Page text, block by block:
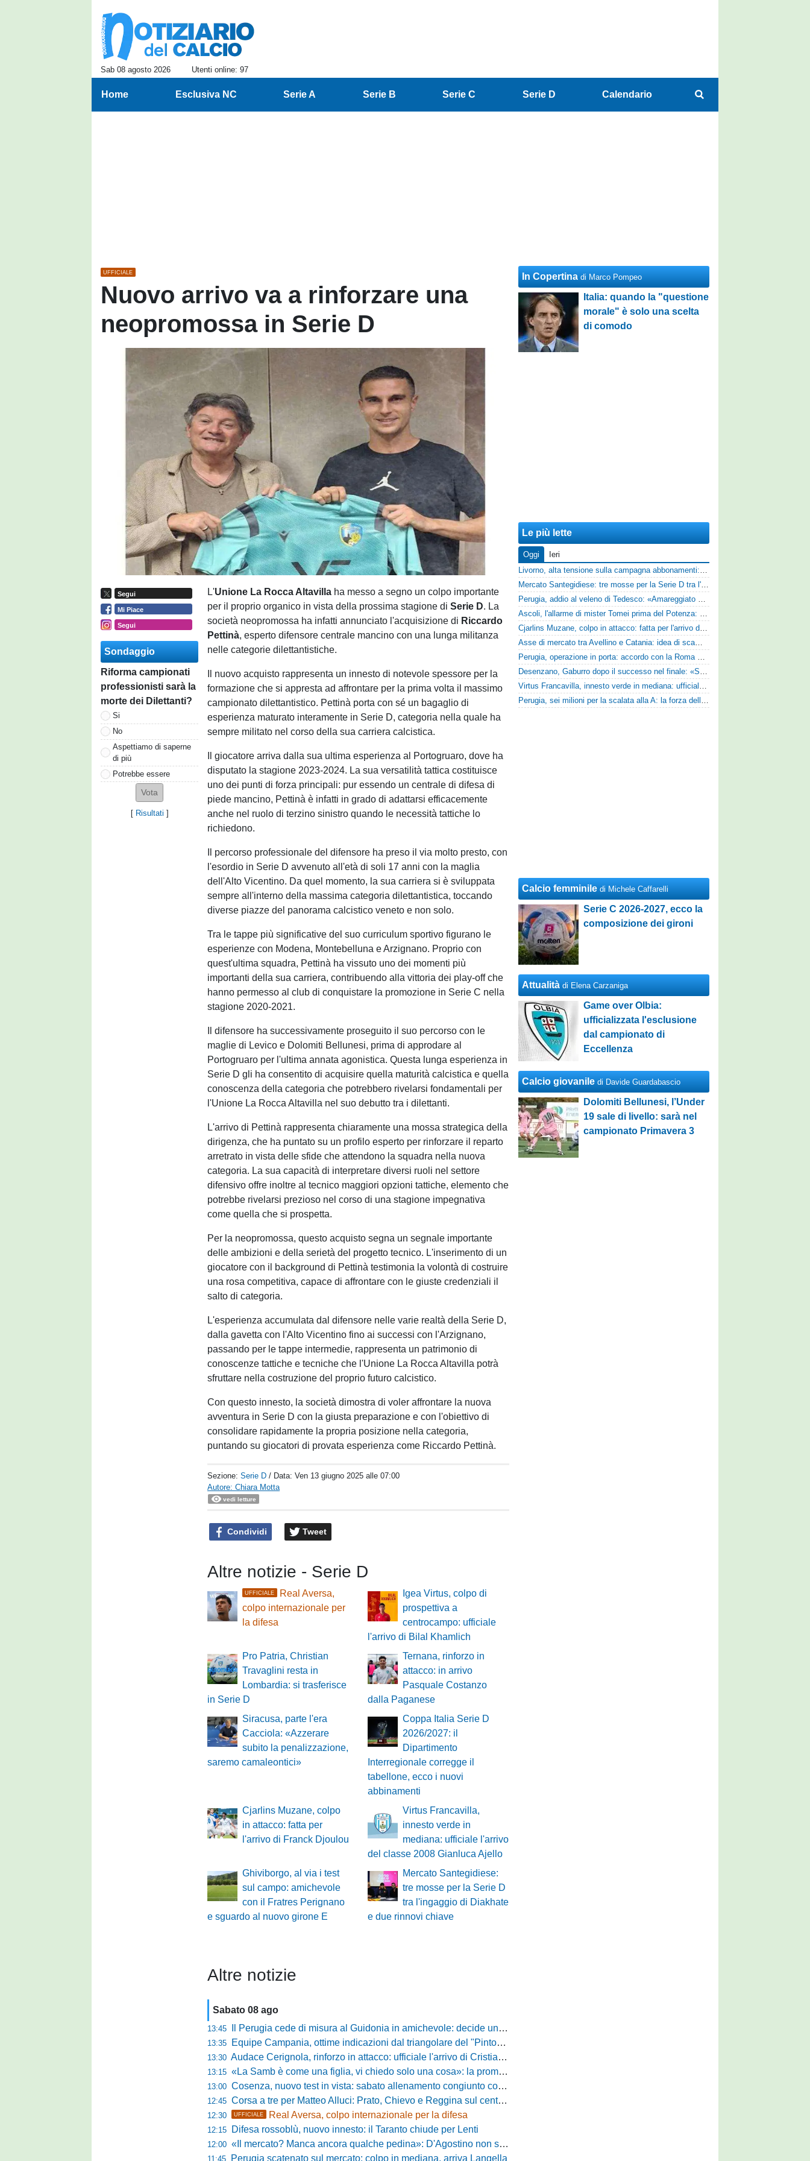
Sab 08 agosto 2026 Utenti online: 97
Home Esclusiva NC Serie A Serie B Serie C Serie D Calendario
UFFICIALE
Nuovo arrivo va a rinforzare una
neopromossa in Serie D
Segui
Mi Piace
Segui
Sondaggio
Riforma campionati
professionisti sarà la
morte dei Dilettanti?
Si
No
Aspettiamo di saperne
di più
Potrebbe essere
[ Risultati ]
L'Unione La Rocca Altavilla ha messo a segno un colpo importante
per il proprio organico in vista della prossima stagione diSerie D. La
società neopromossa ha infatti annunciato l'acquisizione di Riccardo
Pettinà, esperto difensore centrale mancino con una lunga militanza
nelle categorie dilettantistiche.
Il nuovo acquisto rappresenta un innesto di notevole spessore per la
formazione che si appresta ad affrontare per la prima volta il massimo
campionato dilettantistico. Pettinà porta con sé un bagaglio di
esperienza maturato interamente in Serie D, categoria nella quale ha
sempre militato nel corso della sua carriera calcistica.
Il giocatore arriva dalla sua ultima esperienza al Portogruaro, dove ha
disputato la stagione 2023-2024. La sua versatilità tattica costituisce
uno dei punti di forza principali: pur essendo un centrale di difesa di
piede mancino, Pettinà è infatti in grado di adattarsi efficacemente
anche nel ruolo di terzino sinistro quando le necessità tattiche lo
richiedono.
Il percorso professionale del difensore ha preso il via molto presto, con
l'esordio in Serie D avvenuto all'età di soli 17 anni con la maglia
dell'Alto Vicentino. Da quel momento, la sua carriera si è sviluppata
sempre all'interno della massima categoria dilettantistica, toccando
diverse piazze del panorama calcistico veneto e non solo.
Tra le tappe più significative del suo curriculum sportivo figurano le
esperienze con Modena, Montebelluna e Arzignano. Proprio con
quest'ultima squadra, Pettinà ha vissuto uno dei momenti più
importanti della sua carriera, contribuendo alla vittoria dei play-off che
hanno permesso al club di conquistare la promozione in Serie C nella
stagione 2020-2021.
Il difensore ha successivamente proseguito il suo percorso con le
maglie di Levico e Dolomiti Bellunesi, prima di approdare al
Portogruaro per l'ultima annata agonistica. Questa lunga esperienza in
Serie D gli ha consentito di acquisire quella maturità calcistica e quella
conoscenza della categoria che potrebbero rivelarsi fondamentali per
l'Unione La Rocca Altavilla nel suo debutto tra i dilettanti.
L'arrivo di Pettinà rappresenta chiaramente una mossa strategica della
dirigenza, che ha puntato su un profilo esperto per rinforzare il reparto
arretrato in vista delle sfide che attendono la squadra nella nuova
categoria. La sua capacità di interpretare diversi ruoli nel settore
difensivo offre inoltre al tecnico maggiori opzioni tattiche, elemento che
potrebbe rivelarsi prezioso nel corso di una stagione impegnativa
come quella che si prospetta.
Per la neopromossa, questo acquisto segna un segnale importante
delle ambizioni e della serietà del progetto tecnico. L'inserimento di un
giocatore con il background di Pettinà testimonia la volontà di costruire
una rosa competitiva, capace di affrontare con le giuste credenziali il
salto di categoria.
L'esperienza accumulata dal difensore nelle varie realtà della Serie D,
dalla gavetta con l'Alto Vicentino fino ai successi con l'Arzignano,
passando per le tappe intermedie, rappresenta un patrimonio di
conoscenze tattiche e tecniche che l'Unione La Rocca Altavilla potrà
sfruttare nella costruzione del proprio futuro calcistico.
Con questo innesto, la società dimostra di voler affrontare la nuova
avventura in Serie D con la giusta preparazione e con l'obiettivo di
consolidare rapidamente la propria posizione nella categoria,
puntando su giocatori di provata esperienza come Riccardo Pettinà.
Sezione:Serie D / Data:Ven 13 giugno 2025 alle 07:00
Autore: Chiara Motta
vedi letture
Condividi Tweet
Altre notizie - Serie D
UFFICIALE
Real Aversa,
colpo internazionale per
la difesa
Igea Virtus, colpo di
prospettiva a
centrocampo: ufficiale
l'arrivo di Bilal Khamlich
Pro Patria, Christian
Travaglini resta in
Lombardia: si trasferisce
in Serie D
Ternana, rinforzo in
attacco: in arrivo
Pasquale Costanzo
dalla Paganese
Siracusa, parte l'era
Cacciola: «Azzerare
subito la penalizzazione,
saremo camaleontici»
Coppa Italia Serie D
2026/2027: il
Dipartimento
Interregionale corregge il
tabellone, ecco i nuovi
abbinamenti
Cjarlins Muzane, colpo
in attacco: fatta per
l'arrivo di Franck Djoulou
Virtus Francavilla,
innesto verde in
mediana: ufficiale l'arrivo
del classe 2008 Gianluca Ajello
Ghiviborgo, al via i test
sul campo: amichevole
con il Fratres Perignano
e sguardo al nuovo girone E
Mercato Santegidiese:
tre mosse per la Serie D
tra l'ingaggio di Diakhate
e due rinnovi chiave
Altre notizie
Sabato 08 ago
13:45 Il Perugia cede di misura al Guidonia in amichevole: decide un rigore di Zuppel a Bastia
13:35 Equipe Campania, ottime indicazioni dal triangolare del "Pinto": il report
13:30 Audace Cerignola, rinforzo in attacco: ufficiale l'arrivo di Cristian Padula dal Torino
13:15 «La Samb è come una figlia, vi chiedo solo una cosa»: la promessa di Vittorio Massi commuove la piazza
13:00 Cosenza, nuovo test in vista: sabato allenamento congiunto con il Bisignano
12:45 Corsa a tre per Matteo Alluci: Prato, Chievo e Reggina sul centrocampista
12:30 UFFICIALE Real Aversa, colpo internazionale per la difesa
12:15 Difesa rossoblù, nuovo innesto: il Taranto chiude per Lenti
12:00 «Il mercato? Manca ancora qualche pedina»: D'Agostino non si ferma e punta in alto
11:45 Perugia scatenato sul mercato: colpo in mediana, arriva Langella
In Copertina di Marco Pompeo
Italia: quando la "questione
morale" è solo una scelta
di comodo
Le più lette
Oggi
Ieri
Livorno, alta tensione sulla campagna abbonamenti: la stoccata della Curva Nord alla società
Mercato Santegidiese: tre mosse per la Serie D tra l'ingaggio di Diakhate e due rinnovi chiave
Perugia, addio al veleno di Tedesco: «Amareggiato dalle parole di Alessandro Gaucci, mi hanno ferito umanamente»
Ascoli, l'allarme di mister Tomei prima del Potenza: «Mettiamoci l'elmetto, l'obiettivo è la salvezza e non dobbiamo vendere fumo!»
Cjarlins Muzane, colpo in attacco: fatta per l'arrivo di Franck Djoulou
Asse di mercato tra Avellino e Catania: idea di scambio tra Cosimo Patierno e Kaleb Jimenez
Perugia, operazione in porta: accordo con la Roma per il talento Zelezny
Desenzano, Gaburro dopo il successo nel finale: «Sapevamo che avremmo sofferto, ma si è vista la voglia di vincere»
Virtus Francavilla, innesto verde in mediana: ufficiale l'arrivo del classe 2008 Gianluca Ajello
Perugia, sei milioni per la scalata alla A: la forza della nuova societa e il progetto di Alessandro Gaucci
Calcio femminile di Michele Caffarelli
Serie C 2026-2027, ecco la
composizione dei gironi
Attualità di Elena Carzaniga
Game over Olbia:
ufficializzata l'esclusione
dal campionato di
Eccellenza
Calcio giovanile di Davide Guardabascio
Dolomiti Bellunesi, l’Under
19 sale di livello: sarà nel
campionato Primavera 3